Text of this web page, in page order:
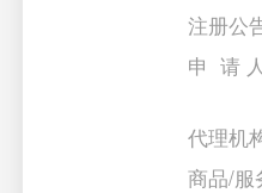
注册公
申 请 人
代理机
商品/服